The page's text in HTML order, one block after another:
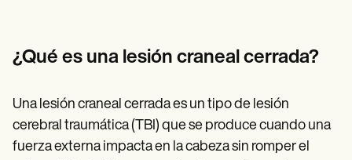
Training Hub
Webinars
Become a Partner
Pricing
Why Carepatron?
Login
¿Qué es una lesión craneal cerrada?
Una lesión craneal cerrada es un tipo de lesión
cerebral traumática (TBI) que se produce cuando una
fuerza externa impacta en la cabeza sin romper el